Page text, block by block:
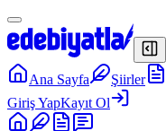
Ana Sayfa Şiirler
Giriş YapKayıt Ol